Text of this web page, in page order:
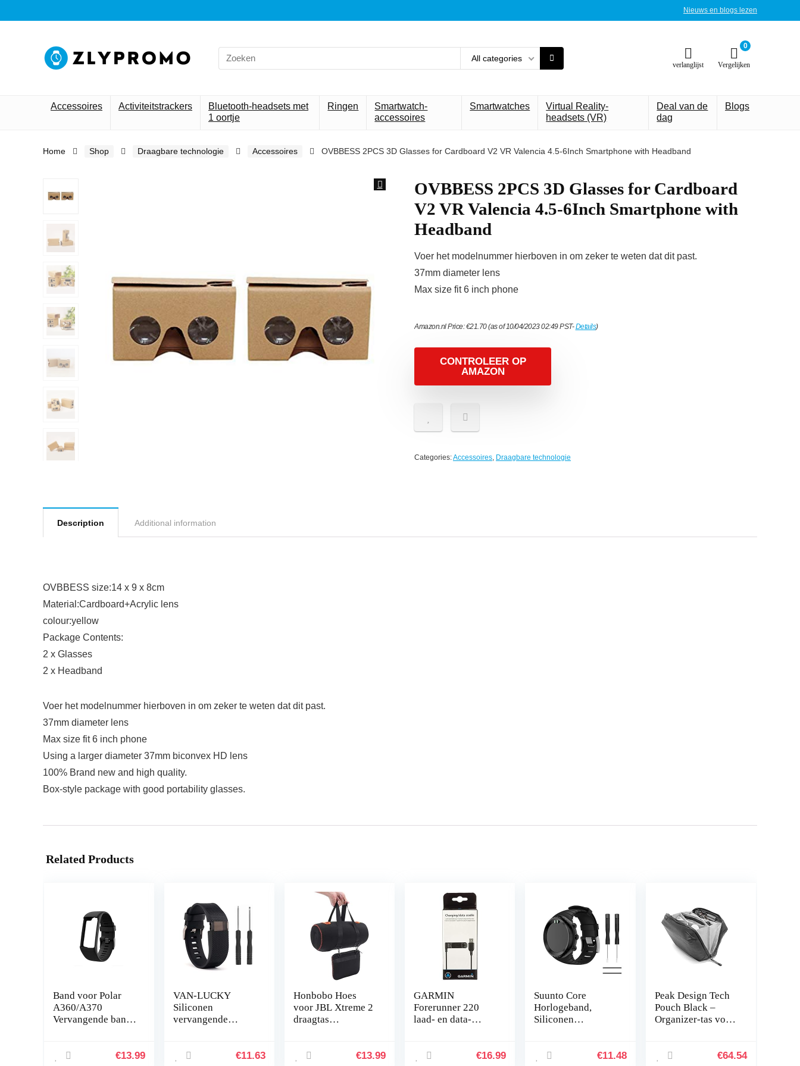
Nieuws en blogs lezen
Search
for:
All categories
verlanglijst
0
Vergelijken
Accessoires Activiteitstrackers
Bluetooth-headsets met
1 oortje
Ringen
Smartwatch-
accessoires
Smartwatches
Virtual Reality-
headsets (VR)
Deal van de
dag
Blogs
Home Shop Draagbare technologie Accessoires OVBBESS 2PCS 3D Glasses for Cardboard V2 VR Valencia 4.5-6Inch Smartphone with Headband
OVBBESS 2PCS 3D Glasses for Cardboard
V2 VR Valencia 4.5-6Inch Smartphone with
Headband
Voer het modelnummer hierboven in om zeker te weten dat dit past.
37mm diameter lens
Max size fit 6 inch phone
Amazon.nl Price:€21.70(as of 10/04/2023 02:49 PST-Details)
CONTROLEER OP
AMAZON
Categories:Accessoires, Draagbare technologie
Description Additional information
OVBBESS size:14 x 9 x 8cm
Material:Cardboard+Acrylic lens
colour:yellow
Package Contents:
2 x Glasses
2 x Headband
Voer het modelnummer hierboven in om zeker te weten dat dit past.
37mm diameter lens
Max size fit 6 inch phone
Using a larger diameter 37mm biconvex HD lens
100% Brand new and high quality.
Box-style package with good portability glasses.
Related Products
Band voor Polar
A360/A370
Vervangende band
Vervangende band
€13.99
VAN-LUCKY
Siliconen
vervangende
armband voor
€11.63
Honbobo Hoes
voor JBL Xtreme 2
draagtas
voor JBL Xtreme 2
€13.99
GARMIN
Forerunner 220
laad- en data-
€16.99
Suunto Core
Horlogeband,
Siliconen
Suunto Core,
€11.48
Peak Design Tech
Pouch Black –
Organizer-tas voor
€64.54